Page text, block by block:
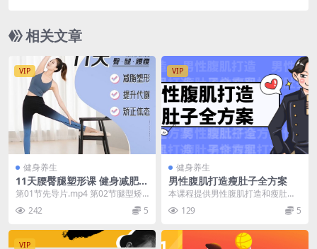
相关文章
VIP
健身养生
11天腰臀腿塑形课 健身减肥塑
形
第01节先导片.mp4 第02节腿型矫
正.mp4 第03节调整体态.mp4 第0...
242 5
VIP
健身养生
男性腹肌打造瘦肚子全方案
本课程提供男性腹肌打造和瘦肚子
的全方案。通过系统的训练计划和
饮食指导，帮助学员减...
129 5
VIP